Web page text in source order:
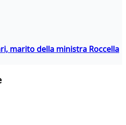
marito della ministra Roccella